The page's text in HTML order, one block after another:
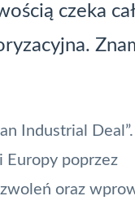
czeka
Industrial Deal”.
Europy poprzez
oraz